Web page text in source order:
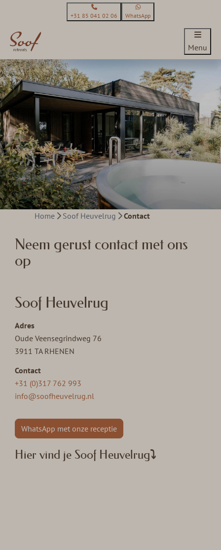
+31 85 041 02 06 WhatsApp
Menu
Contact
Home Soof Heuvelrug Contact
Neem gerust contact met ons
op
Soof Heuvelrug
Adres
Oude Veensegrindweg 76
3911 TA RHENEN
Contact
+31 (0)317 762 993
info@soofheuvelrug.nl
WhatsApp met onze receptie
Hier vind je Soof Heuvelrug⤵